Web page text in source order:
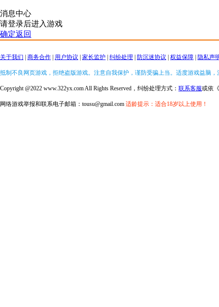
消息中心
请登录后进入游戏
确定返回
关于我们 商务合作 用户协议 家长监护 纠纷处理 防沉迷协议 权益保障 隐私声
抵制不良网页游戏，拒绝盗版游戏。注意自我保护，谨防受骗上当。适度游戏益脑
Copyright @2022 www.322yx.com All Rights Reserved，纠纷处理方式： 联系客服或依《
网络游戏举报和联系电子邮箱：tousu@gmail.com 适龄提示：适合18岁以上使用！